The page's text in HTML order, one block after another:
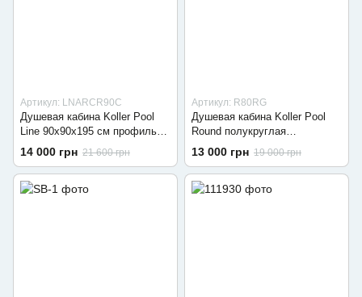
Артикул: LNARCR90C
Душевая кабина Koller Pool
Line 90x90x195 см профиль
Хром
14 000 грн 21 600 грн
Артикул: R80RG
Душевая кабина Koller Pool
Round полукруглая
800x800x1900 мм
13 000 грн 19 000 грн